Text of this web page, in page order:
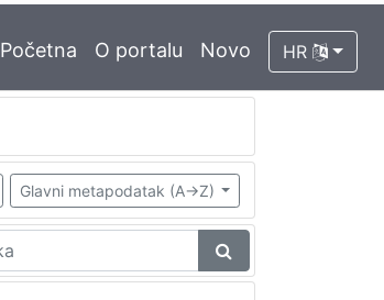
Početna O portalu Novo HR
Glavni metapodatak (A->Z)